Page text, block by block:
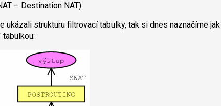
– Destination NAT).
ukázali strukturu filtrovací tabulky, tak si dnes naznačíme jak
tabulkou: